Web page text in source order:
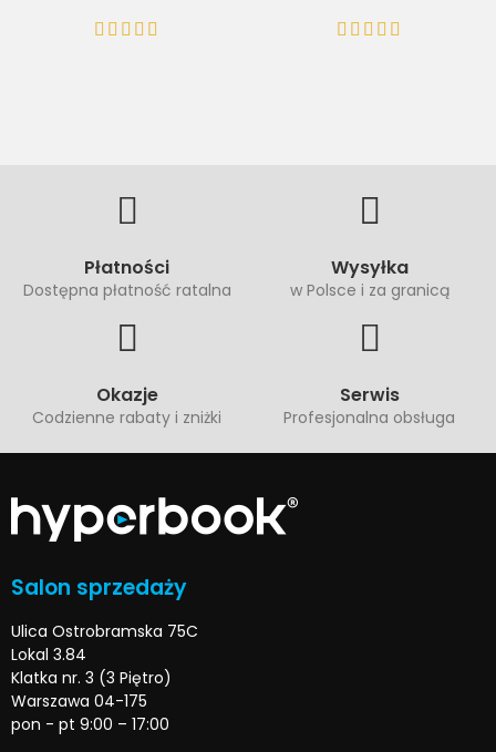
Płatności
Dostępna płatność ratalna
Wysyłka
w Polsce i za granicą
Okazje
Codzienne rabaty i zniżki
Serwis
Profesjonalna obsługa
Salon sprzedaży
Ulica Ostrobramska 75C
Lokal 3.84
Klatka nr. 3 (3 Piętro)
Warszawa 04-175
pon - pt 9:00 – 17:00